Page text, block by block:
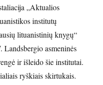
„Aktualios
institutų
lituanistinių knygų“
Landsbergio asmeninės
ir išleido šie institutai.
ryškiais skirtukais.